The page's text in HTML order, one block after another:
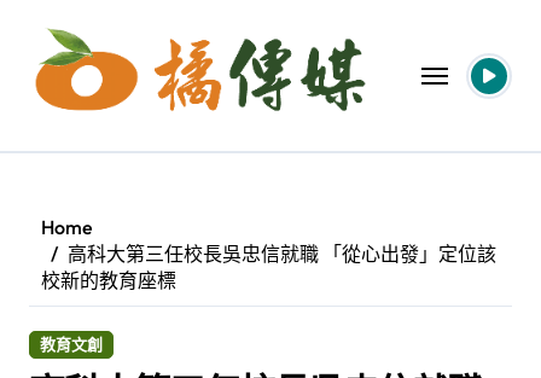
content
Home
高科大第三任校長吳忠信就職 「從心出發」定位該
校新的教育座標
教育文創